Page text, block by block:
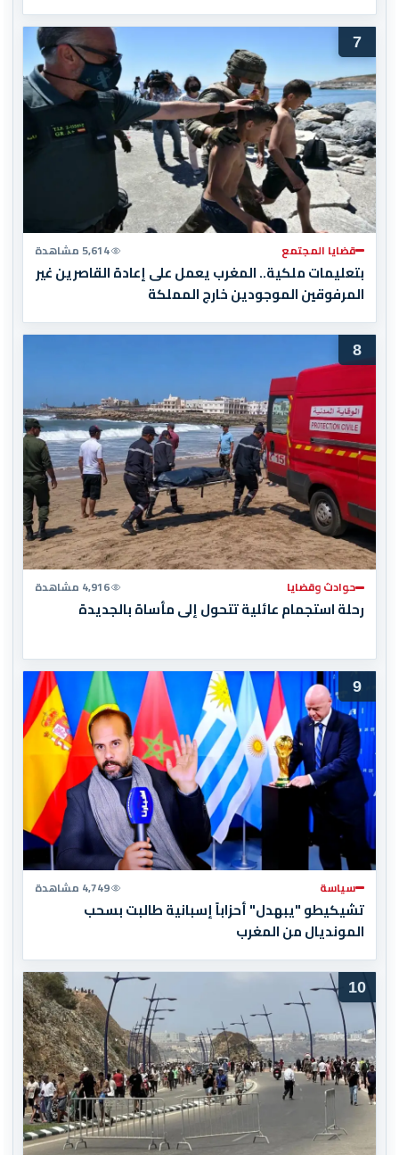
7
قضايا المجتمع 5,614 مشاهدة
بتعليمات ملكية.. المغرب يعمل على إعادة القاصرين غير
المرفوقين الموجودين خارج المملكة
8
حوادث وقضايا 4,916 مشاهدة
رحلة استجمام عائلية تتحول إلى مأساة بالجديدة
9
سياسة 4,749 مشاهدة
تشيكيطو "يبهدل" أحزاباً إسبانية طالبت بسحب
المونديال من المغرب
10